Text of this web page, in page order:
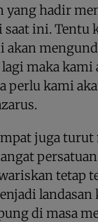
yang hadir
ini. Tentu
akan
maka kami
perlu kami
juga
tetap
landasan
di masa